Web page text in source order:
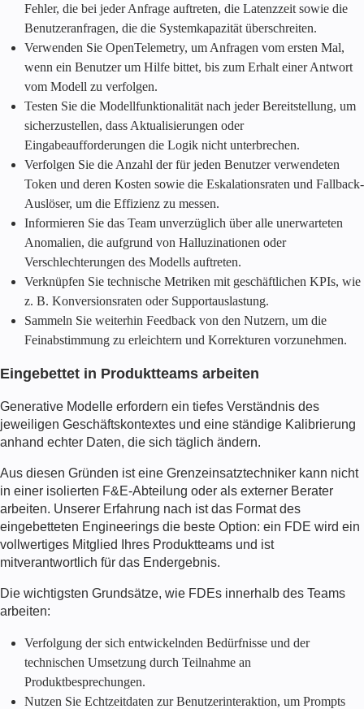
Fehler, die bei jeder Anfrage auftreten, die Latenzzeit sowie die
Benutzeranfragen, die die Systemkapazität überschreiten.
Verwenden Sie OpenTelemetry, um Anfragen vom ersten Mal,
wenn ein Benutzer um Hilfe bittet, bis zum Erhalt einer Antwort
vom Modell zu verfolgen.
Testen Sie die Modellfunktionalität nach jeder Bereitstellung, um
sicherzustellen, dass Aktualisierungen oder
Eingabeaufforderungen die Logik nicht unterbrechen.
Verfolgen Sie die Anzahl der für jeden Benutzer verwendeten
Token und deren Kosten sowie die Eskalationsraten und Fallback-
Auslöser, um die Effizienz zu messen.
Informieren Sie das Team unverzüglich über alle unerwarteten
Anomalien, die aufgrund von Halluzinationen oder
Verschlechterungen des Modells auftreten.
Verknüpfen Sie technische Metriken mit geschäftlichen KPIs, wie
z. B. Konversionsraten oder Supportauslastung.
Sammeln Sie weiterhin Feedback von den Nutzern, um die
Feinabstimmung zu erleichtern und Korrekturen vorzunehmen.
Eingebettet in Produktteams arbeiten
Generative Modelle erfordern ein tiefes Verständnis des
jeweiligen Geschäftskontextes und eine ständige Kalibrierung
anhand echter Daten, die sich täglich ändern.
Aus diesen Gründen ist eine Grenzeinsatztechniker kann nicht
in einer isolierten F&E-Abteilung oder als externer Berater
arbeiten. Unserer Erfahrung nach ist das Format des
eingebetteten Engineerings die beste Option: ein FDE wird ein
vollwertiges Mitglied Ihres Produktteams und ist
mitverantwortlich für das Endergebnis.
Die wichtigsten Grundsätze, wie FDEs innerhalb des Teams
arbeiten:
Verfolgung der sich entwickelnden Bedürfnisse und der
technischen Umsetzung durch Teilnahme an
Produktbesprechungen.
Nutzen Sie Echtzeitdaten zur Benutzerinteraktion, um Prompts